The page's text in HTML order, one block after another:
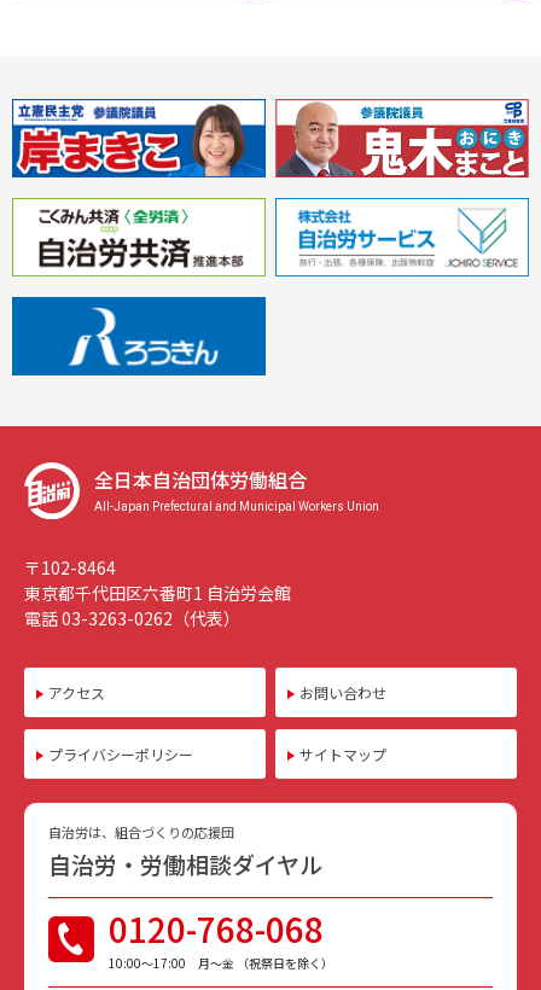
全日本自治団体労働組合
All-Japan Prefectural and Municipal Workers Union
〒102-8464
東京都千代田区六番町1 自治労会館
電話 03-3263-0262（代表）
アクセス お問い合わせ
プライバシーポリシー サイトマップ
自治労は、組合づくりの応援団
自治労・労働相談ダイヤル
0120-768-068
10:00〜17:00 月〜金 （祝祭日を除く）